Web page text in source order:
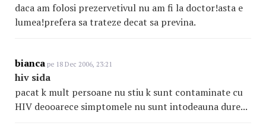
daca am folosi prezervetivul nu am fi la doctor!asta e
lumea!prefera sa trateze decat sa previna.
bianca pe 18 Dec 2006, 23:21
hiv sida
pacat k mult persoane nu stiu k sunt contaminate cu
HIV deooarece simptomele nu sunt intodeauna dure...